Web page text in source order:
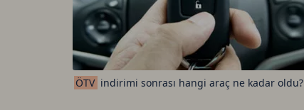
ÖTV indirimi sonrası hangi araç ne kadar oldu?